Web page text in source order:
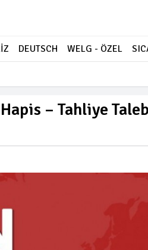
DEUTSCH WELG - ÖZEL
– Tahliye